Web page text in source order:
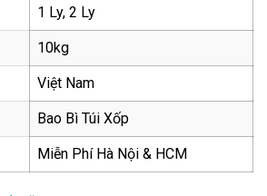
1 Ly, 2 Ly
10kg
Việt Nam
Bao Bì Túi Xốp
Miễn Phí Hà Nội & HCM